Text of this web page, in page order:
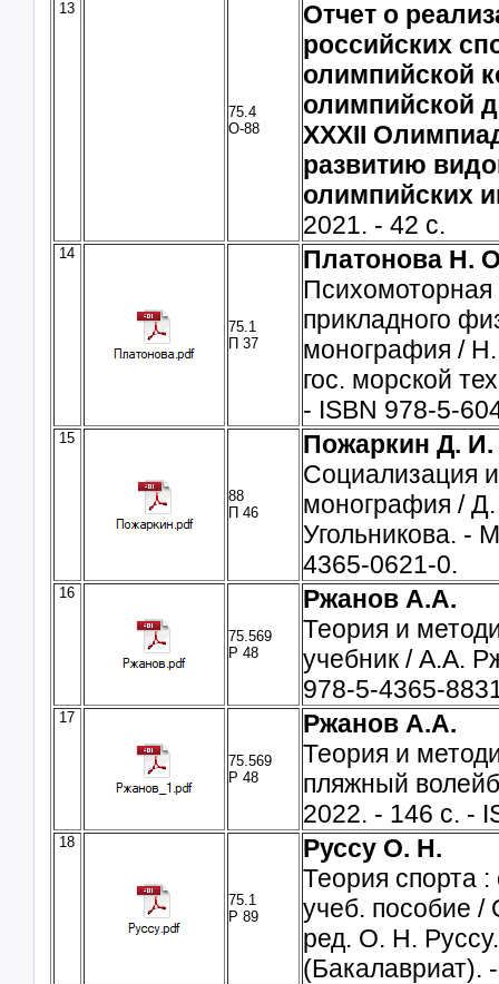
13
75.4
О-88
Отчет о
российских
олимпийской
олимпийской
XXXII
развитию
олимпийских
2021. - 42 с.
14
75.1
П 37
Платонова Н.
Психомоторная
прикладного
монография /
гос. морской
- ISBN 978-5-
15
88
П 46
Пожаркин Д. И.
Социализация
монография /
Угольникова. -
4365-0621-0.
16
75.569
Р 48
Ржанов А.А.
Теория и
учебник / А.А.
978-5-4365-
17
75.569
Р 48
Ржанов А.А.
Теория и
пляжный
2022. - 146 с. -
18
75.1
Р 89
Руссу О. Н.
Теория спорта
учеб. пособие /
ред. О. Н.
(Бакалавриат).